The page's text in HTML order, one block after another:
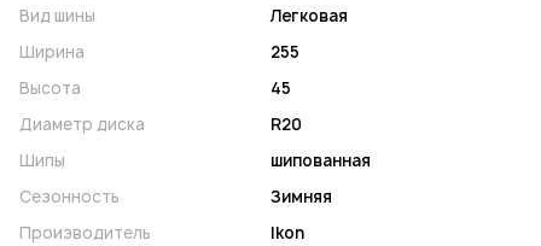
Вид шины
Легковая
Ширина
255
Высота
45
Диаметр диска
R20
Шипы
шипованная
Сезонность
Зимняя
Производитель
Ikon